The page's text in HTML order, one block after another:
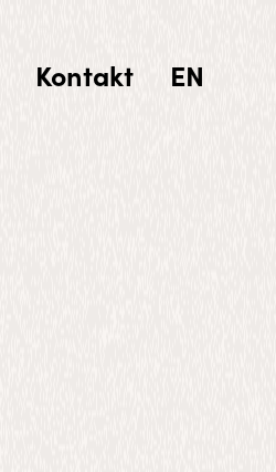
Kontakt EN